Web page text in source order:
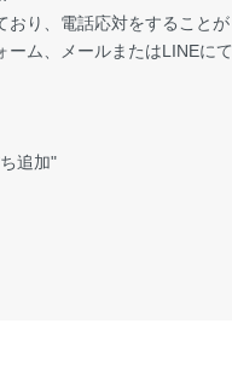
り、電話応対をすることが
ーム、メールまたはLINEにて
追加"